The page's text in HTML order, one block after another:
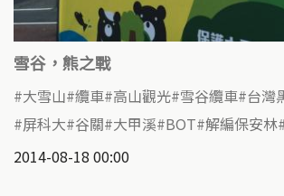
雪谷，熊之戰
大雪山 纜車 高山觀光 雪谷纜車 台灣
屏科大 谷關 大甲溪 BOT 解編保安林
2014-08-18 00:00